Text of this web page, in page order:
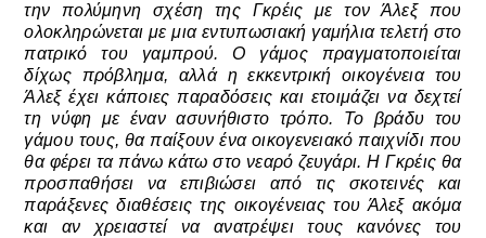
την πολύμηνη σχέση της Γκρέις με τον Άλεξ που
ολοκληρώνεται με μια εντυπωσιακή γαμήλια τελετή στο
πατρικό του γαμπρού. Ο γάμος πραγματοποιείται
δίχως πρόβλημα, αλλά η εκκεντρική οικογένεια του
Άλεξ έχει κάποιες παραδόσεις και ετοιμάζει να δεχτεί
τη νύφη με έναν ασυνήθιστο τρόπο. Το βράδυ του
γάμου τους, θα παίξουν ένα οικογενειακό παιχνίδι που
θα φέρει τα πάνω κάτω στο νεαρό ζευγάρι. Η Γκρέις θα
προσπαθήσει να επιβιώσει από τις σκοτεινές και
παράξενες διαθέσεις της οικογένειας του Άλεξ ακόμα
και αν χρειαστεί να ανατρέψει τους κανόνες του